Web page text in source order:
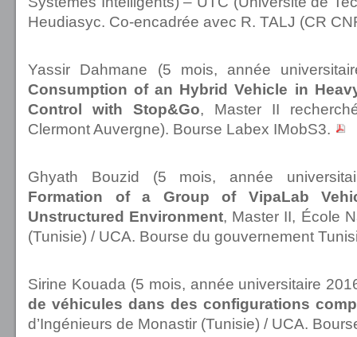
Heudiasyc. Co-encadrée avec R. TALJ (CR
Yassir Dahmane (5 mois, année
Consumption of an Hybrid Vehicle in
Control with Stop&Go, Master II
Clermont Auvergne). Bourse Labex IMobS3.
Ghyath Bouzid (5 mois, année
Formation of a Group of VipaLab
Unstructured Environment, Master II, École
(Tunisie) / UCA. Bourse du gouvernement
Sirine Kouada (5 mois, année universitaire
de véhicules dans des configurations
d’Ingénieurs de Monastir (Tunisie) / UCA.